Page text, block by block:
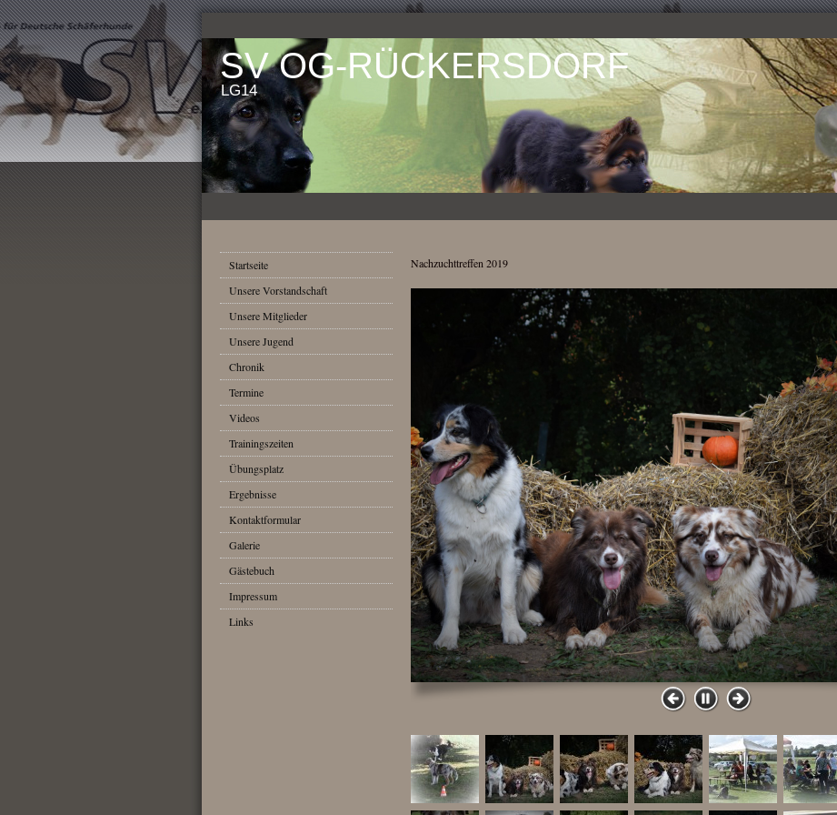
SV OG-RÜCKERSDORF
LG14
Startseite
Unsere Vorstandschaft
Unsere Mitglieder
Unsere Jugend
Chronik
Termine
Videos
Trainingszeiten
Übungsplatz
Ergebnisse
Kontaktformular
Galerie
Gästebuch
Impressum
Links
Nachzuchttreffen 2019